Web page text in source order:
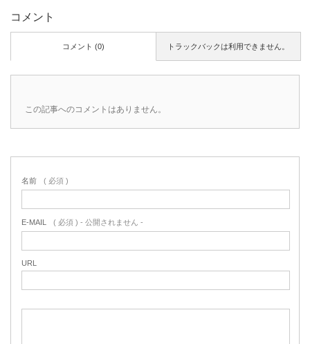
コメント
トラックバックは利用できません。
コメント (0)
この記事へのコメントはありません。
名前 ( 必須 )
E-MAIL ( 必須 ) - 公開されません -
URL